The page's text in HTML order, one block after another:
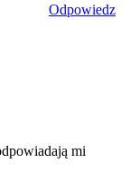
Odpowiedz
mi